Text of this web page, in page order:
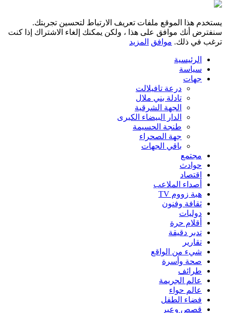
يستخدم هذا الموقع ملفات تعريف الارتباط لتحسين تجربتك.
سنفترض أنك موافق على هذا ، ولكن يمكنك إلغاء الاشتراك إذا كنت
ترغب في ذلك. موافق المزيد
الرئيسية
سياسة
جهات
درعة تافيلالت
تادلة بني ملال
الجهة الشرقية
الدار البيضاء الكبرى
طنجة الحسيمة
جهة الصحراء
باقي الجهات
مجتمع
حوادث
اقتصاد
أصداء الملاعب
هبة زووم TV
ثقافة وفنون
دوليات
أقلام حرة
تدبر دقيقة
تقارير
شيء من الواقع
صحة وأسرة
طرائف
عالم الجريمة
عالم حواء
فضاء الطفل
قصص وعبر